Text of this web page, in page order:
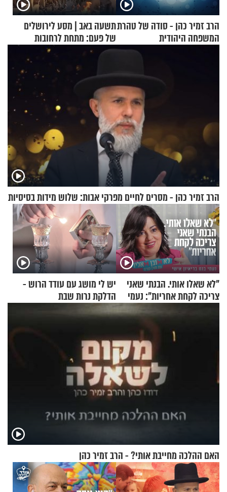
הרב זמיר כהן - סודה של טהרת
המשפחה היהודית
תשעה באב | מסע לירושלים
של פעם: מתחת לרחובות
ירושלים
הרב זמיר כהן - מסרים לחיים מפרקי אבות: שלוש מידות בסיסיות
"לא שאלו אותי. הבנתי שאני
צריכה לקחת אחריות": נעמי
יש לי מושג עם עודד הרוש -
הדלקת נרות שבת
האם ההלכה מחייבת אותי? - הרב זמיר כהן